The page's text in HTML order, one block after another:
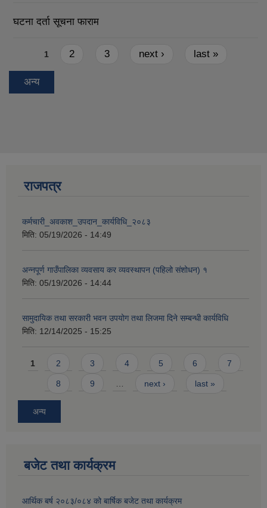
घटना दर्ता सूचना फाराम
Pages
1 2 3 next › last »
अन्य
राजपत्र
कर्मचारी_अवकाश_उपदान_कार्यविधि_२०८३
मिति: 05/19/2026 - 14:49
अन्नपूर्ण गाउँपालिका व्यवसाय कर व्यवस्थापन (पहिलो संशोधन) १
मिति: 05/19/2026 - 14:44
सामुदायिक तथा सरकारी भवन उपयोग तथा लिजमा दिने सम्बन्धी कार्यविधि
मिति: 12/14/2025 - 15:25
Pages
1 2 3 4 5 6 7
8 9 next › last »
अन्य
बजेट तथा कार्यक्रम
आर्थिक बर्ष २०८३/०८४ को बार्षिक बजेट तथा कार्यक्रम